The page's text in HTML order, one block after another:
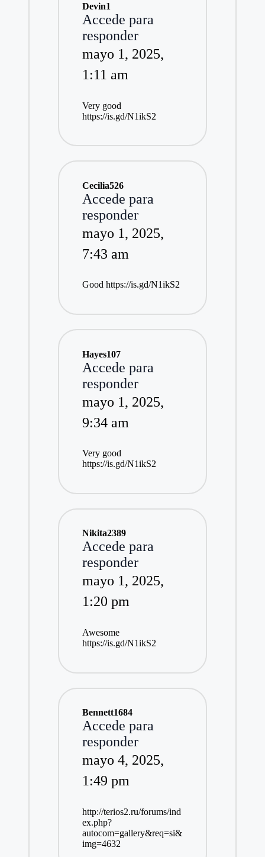
Devin1
Accede para
responder
mayo 1, 2025,
1:11 am
Very good
https://is.gd/N1ikS2
Cecilia526
Accede para
responder
mayo 1, 2025,
7:43 am
Goodhttps://is.gd/N1ikS2
Hayes107
Accede para
responder
mayo 1, 2025,
9:34 am
Very good
https://is.gd/N1ikS2
Nikita2389
Accede para
responder
mayo 1, 2025,
1:20 pm
Awesome
https://is.gd/N1ikS2
Bennett1684
Accede para
responder
mayo 4, 2025,
1:49 pm
http://terios2.ru/forums/ind
ex.php?
autocom=gallery&req=si&
img=4632